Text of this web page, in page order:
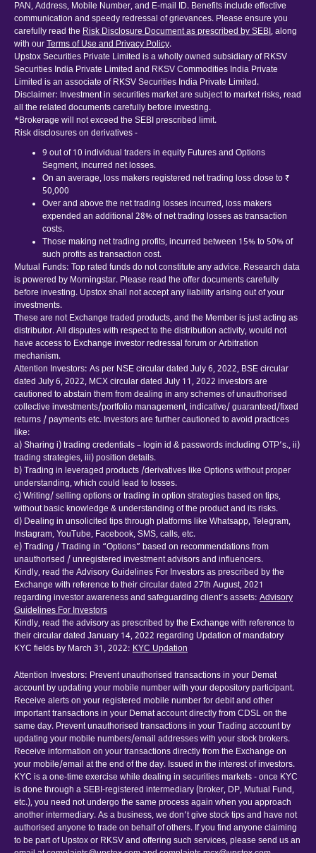
PAN, Address, Mobile Number, and E-mail ID. Benefits include effective
communication and speedy redressal of grievances. Please ensure you
carefully read the Risk Disclosure Document as prescribed by SEBI, along
with ourTerms of Use and Privacy Policy.
Upstox Securities Private Limited is a wholly owned subsidiary of RKSV
Securities India Private Limited and RKSV Commodities India Private
Limited is an associate of RKSV Securities India Private Limited.
Disclaimer: Investment in securities market are subject to market risks, read
all the related documents carefully before investing.
*Brokerage will not exceed the SEBI prescribed limit.
Risk disclosures on derivatives -
9 out of 10 individual traders in equity Futures and Options
Segment, incurred net losses.
On an average, loss makers registered net trading loss close to ₹
50,000
Over and above the net trading losses incurred, loss makers
expended an additional 28% of net trading losses as transaction
costs.
Those making net trading profits, incurred between 15% to 50% of
such profits as transaction cost.
Mutual Funds: Top rated funds do not constitute any advice. Research data
is powered by Morningstar. Please read the offer documents carefully
before investing. Upstox shall not accept any liability arising out of your
investments.
These are not Exchange traded products, and the Member is just acting as
distributor. All disputes with respect to the distribution activity, would not
have access to Exchange investor redressal forum or Arbitration
mechanism.
Attention Investors: As per NSE circular dated July 6, 2022, BSE circular
dated July 6, 2022, MCX circular dated July 11, 2022 investors are
cautioned to abstain them from dealing in any schemes of unauthorised
collective investments/portfolio management, indicative/ guaranteed/fixed
returns / payments etc. Investors are further cautioned to avoid practices
like:
a) Sharing i) trading credentials – login id & passwords including OTP’s., ii)
trading strategies, iii) position details.
b) Trading in leveraged products /derivatives like Options without proper
understanding, which could lead to losses.
c) Writing/ selling options or trading in option strategies based on tips,
without basic knowledge & understanding of the product and its risks.
d) Dealing in unsolicited tips through platforms like Whatsapp, Telegram,
Instagram, YouTube, Facebook, SMS, calls, etc.
e) Trading / Trading in “Options” based on recommendations from
unauthorised / unregistered investment advisors and influencers.
Kindly, read the Advisory Guidelines For Investors as prescribed by the
Exchange with reference to their circular dated 27th August, 2021
regarding investor awareness and safeguarding client’s assets: Advisory
Guidelines For Investors
Kindly, read the advisory as prescribed by the Exchange with reference to
their circular dated January 14, 2022 regarding Updation of mandatory
KYC fields by March 31, 2022: KYC Updation
Attention Investors: Prevent unauthorised transactions in your Demat
account by updating your mobile number with your depository participant.
Receive alerts on your registered mobile number for debit and other
important transactions in your Demat account directly from CDSL on the
same day. Prevent unauthorised transactions in your Trading account by
updating your mobile numbers/email addresses with your stock brokers.
Receive information on your transactions directly from the Exchange on
your mobile/email at the end of the day. Issued in the interest of investors.
KYC is a one-time exercise while dealing in securities markets - once KYC
is done through a SEBI-registered intermediary (broker, DP, Mutual Fund,
etc.), you need not undergo the same process again when you approach
another intermediary. As a business, we don’t give stock tips and have not
authorised anyone to trade on behalf of others. If you find anyone claiming
to be part of Upstox or RKSV and offering such services, please send us an